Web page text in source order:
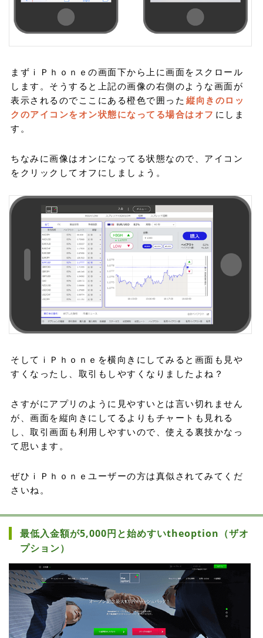
まずｉＰｈｏｎｅの画面下から上に画面をスクロール
します。そうすると上記の画像の右側のような画面が
表示されるのでここにある橙色で囲った 縦向きのロッ
クのアイコンをオン状態になってる場合はオフ にしま
す。
ちなみに画像はオンになってる状態なので、アイコン
をクリックしてオフにしましょう。
そしてｉＰｈｏｎｅを横向きにしてみると画面も見や
すくなったし、取引もしやすくなりましたよね？
さすがにアプリのように見やすいとは言い切れません
が、画面を縦向きにしてるよりもチャートも見れる
し、取引画面も利用しやすいので、使える裏技かなっ
て思います。
ぜひｉＰｈｏｎｅユーザーの方は真似されてみてくだ
さいね。
最低入金額が5,000円と始めすいtheoption（ザオ
プション）